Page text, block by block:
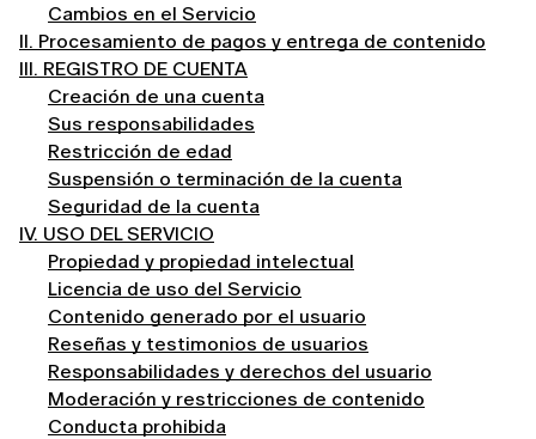
Cambios en el Servicio
II. Procesamiento de pagos y entrega de contenido
III. REGISTRO DE CUENTA
Creación de una cuenta
Sus responsabilidades
Restricción de edad
Suspensión o terminación de la cuenta
Seguridad de la cuenta
IV. USO DEL SERVICIO
Propiedad y propiedad intelectual
Licencia de uso del Servicio
Contenido generado por el usuario
Reseñas y testimonios de usuarios
Responsabilidades y derechos del usuario
Moderación y restricciones de contenido
Conducta prohibida